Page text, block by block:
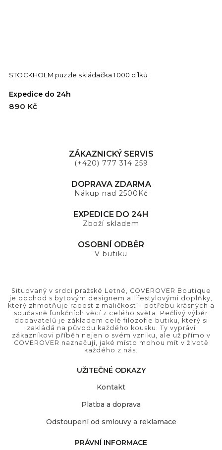
STOCKHOLM puzzle skládačka 1000 dílků
Expedice do 24h
890 Kč
ZÁKAZNICKÝ SERVIS
(+420) 777 314 259
DOPRAVA ZDARMA
Nákup nad 2500Kč
EXPEDICE DO 24H
Zboží skladem
OSOBNÍ ODBĚR
V butiku
Situovaný v srdci pražské Letné, COVEROVER Boutique
je obchod s bytovým designem a lifestylovými doplňky,
který zhmotňuje radost z maličkostí i potřebu krásných a
současně funkčních věcí z celého světa. Pečlivý výběr
dodavatelů je základem celé filozofie butiku, který si
zakládá na původu každého kousku. Ty vypráví
zákazníkovi příběh nejen o svém vzniku, ale už přímo v
COVEROVER naznačují, jaké místo mohou mít v životě
každého z nás.
UŽITEČNÉ ODKAZY
Kontakt
Platba a doprava
Odstoupení od smlouvy a reklamace
PRÁVNÍ INFORMACE